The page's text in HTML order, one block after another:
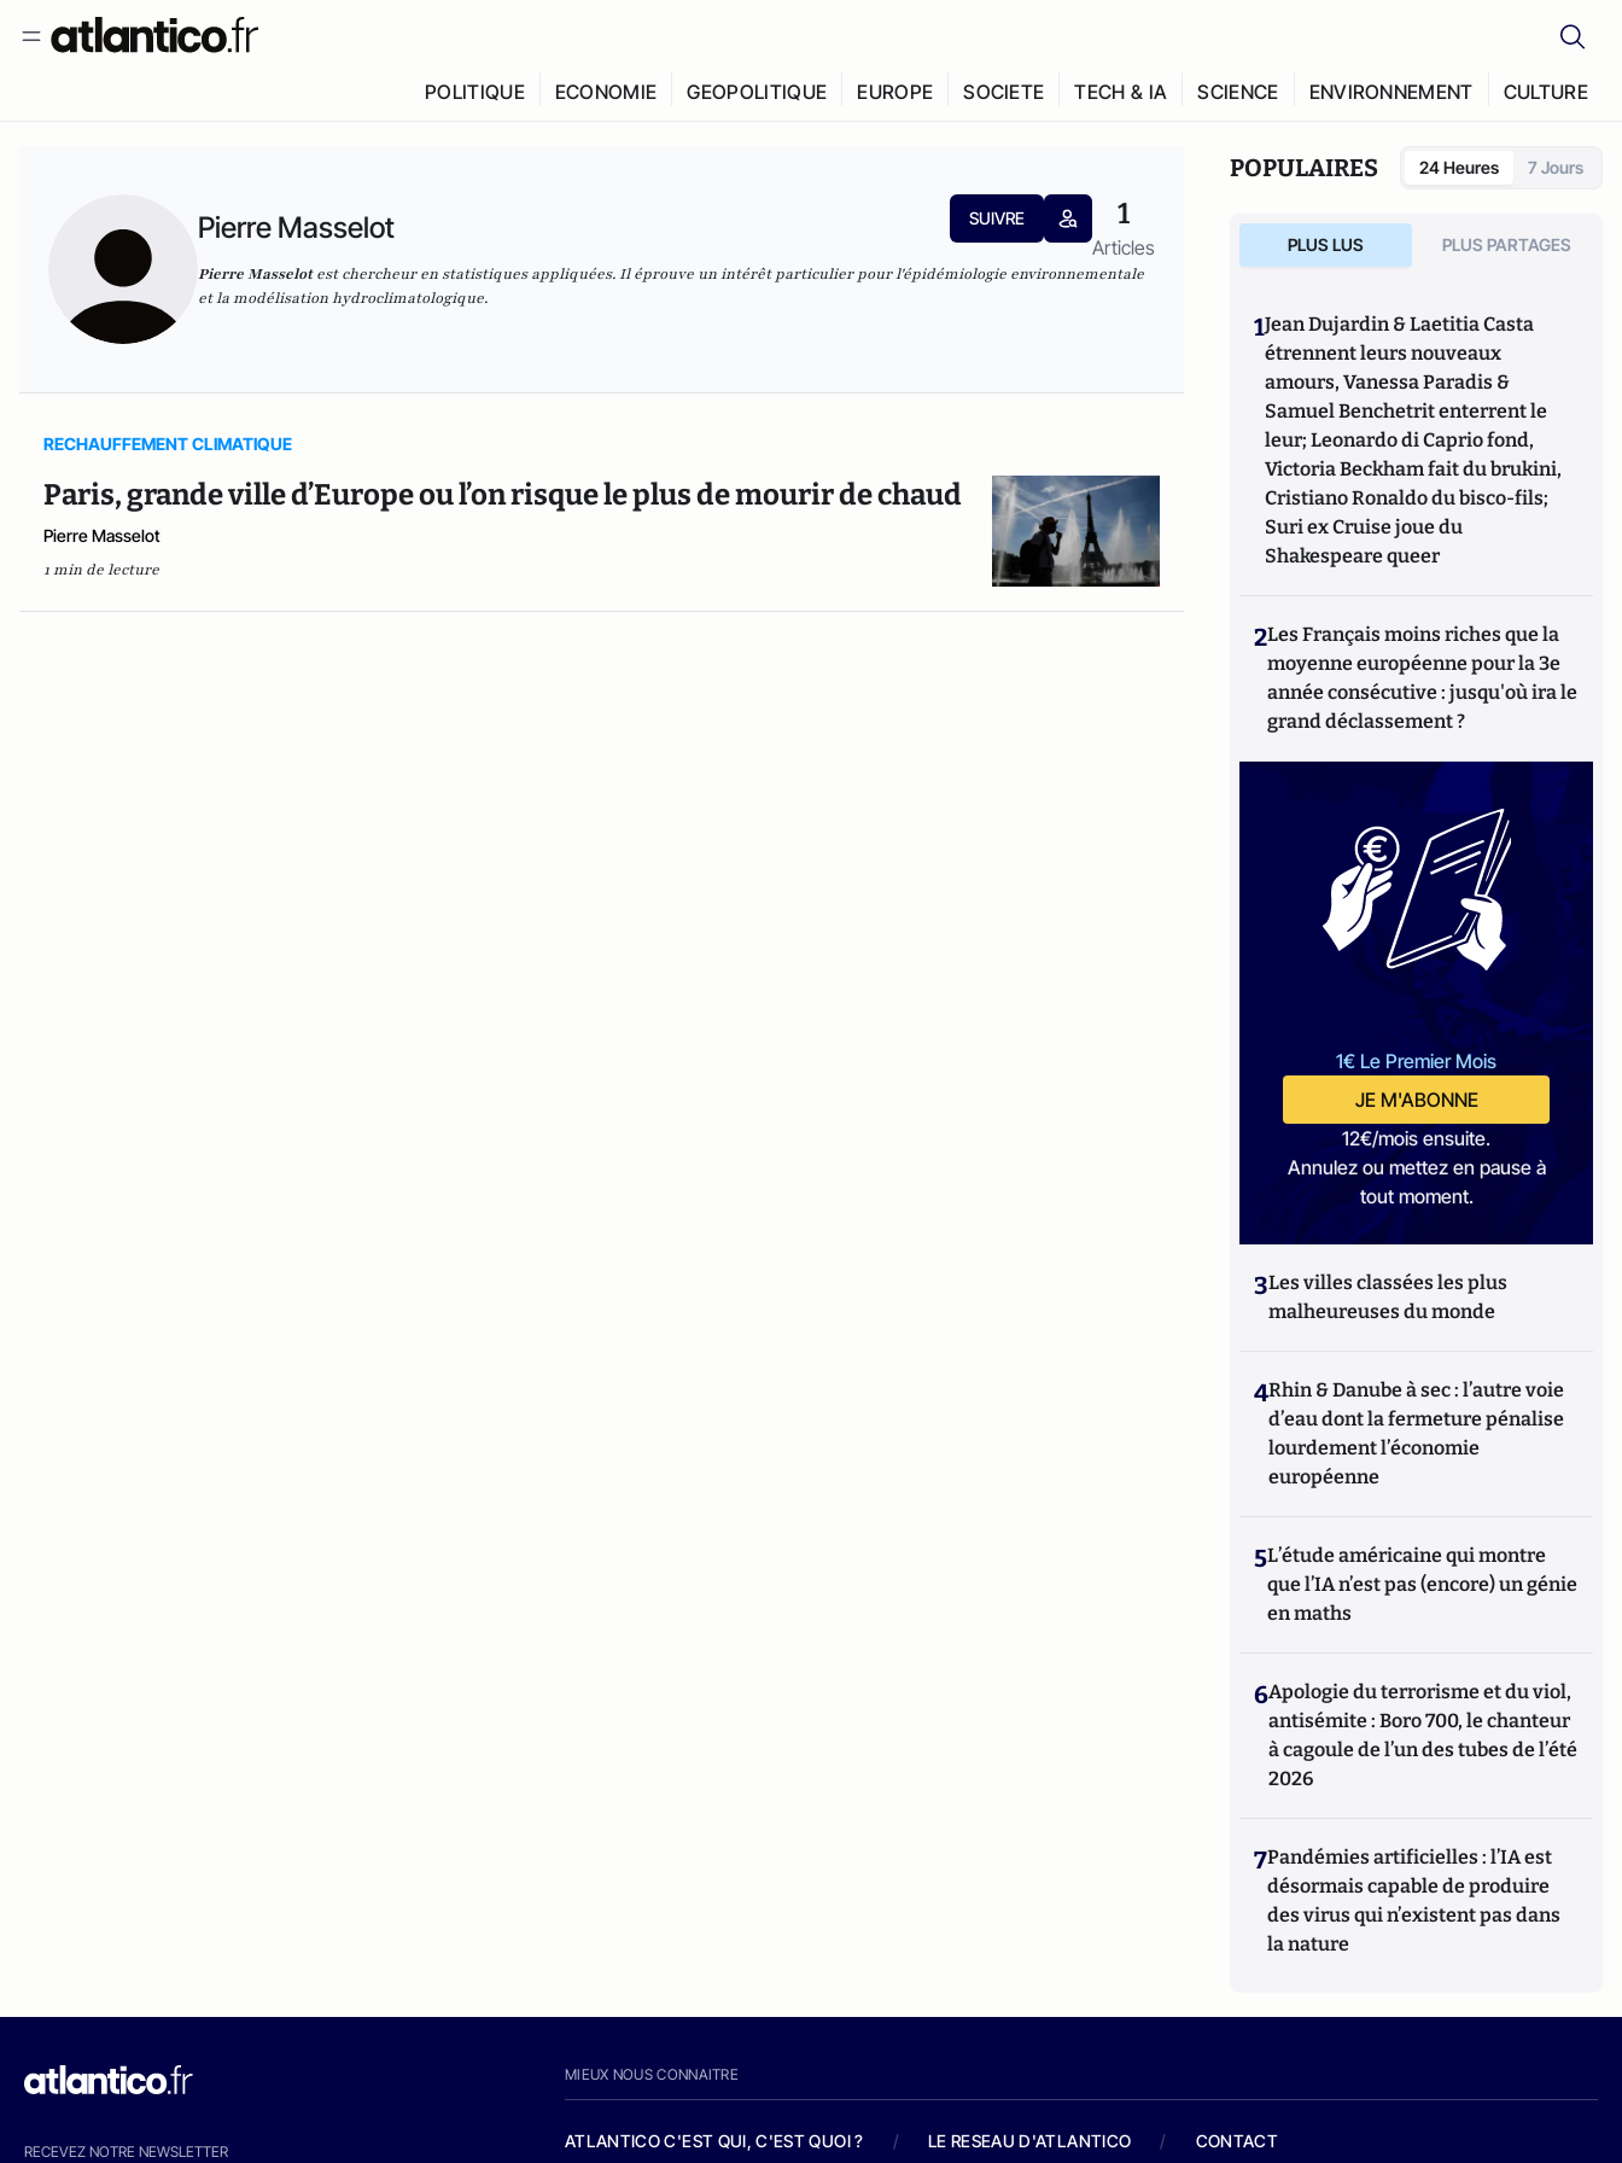
POLITIQUE ECONOMIE GEOPOLITIQUE EUROPE SOCIETE TECH & IA SCIENCE ENVIRONNEMENT CULTURE
Pierre Masselot SUIVRE 1
Articles
Pierre Masselotest chercheur en statistiques appliquées. Il éprouve un intérêt particulier pour l'épidémiologie environnementale
et la modélisation hydroclimatologique.
RECHAUFFEMENT CLIMATIQUE
Paris, grande ville d’Europe ou l’on risque le plus de mourir de chaud
Pierre Masselot
1 min de lecture
POPULAIRES 24 Heures 7 Jours
PLUS LUS PLUS PARTAGES
1Jean Dujardin & Laetitia Casta
étrennent leurs nouveaux
amours, Vanessa Paradis &
Samuel Benchetrit enterrent le
leur; Leonardo di Caprio fond,
Victoria Beckham fait du brukini,
Cristiano Ronaldo du bisco-fils;
Suri ex Cruise joue du
Shakespeare queer
2Les Français moins riches que la
moyenne européenne pour la 3e
année consécutive : jusqu'où ira le
grand déclassement ?
1€ Le Premier Mois
JE M'ABONNE
12€/mois ensuite.
Annulez ou mettez en pause à
tout moment.
3Les villes classées les plus
malheureuses du monde
4Rhin & Danube à sec : l’autre voie
d’eau dont la fermeture pénalise
lourdement l’économie
européenne
5L’étude américaine qui montre
que l’IA n’est pas (encore) un génie
en maths
6Apologie du terrorisme et du viol,
antisémite : Boro 700, le chanteur
à cagoule de l’un des tubes de l’été
2026
7Pandémies artificielles : l’IA est
désormais capable de produire
des virus qui n’existent pas dans
la nature
RECEVEZ NOTRE NEWSLETTER
MIEUX NOUS CONNAITRE
ATLANTICO C'EST QUI, C'EST QUOI ? / LE RESEAU D'ATLANTICO / CONTACT